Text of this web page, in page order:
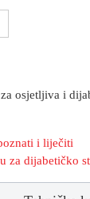
osjetljiva i
i liječiti
za dijabetičko